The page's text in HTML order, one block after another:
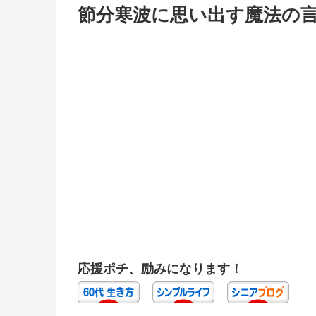
節分寒波に思い出す魔法の
応援ポチ、励みになります！